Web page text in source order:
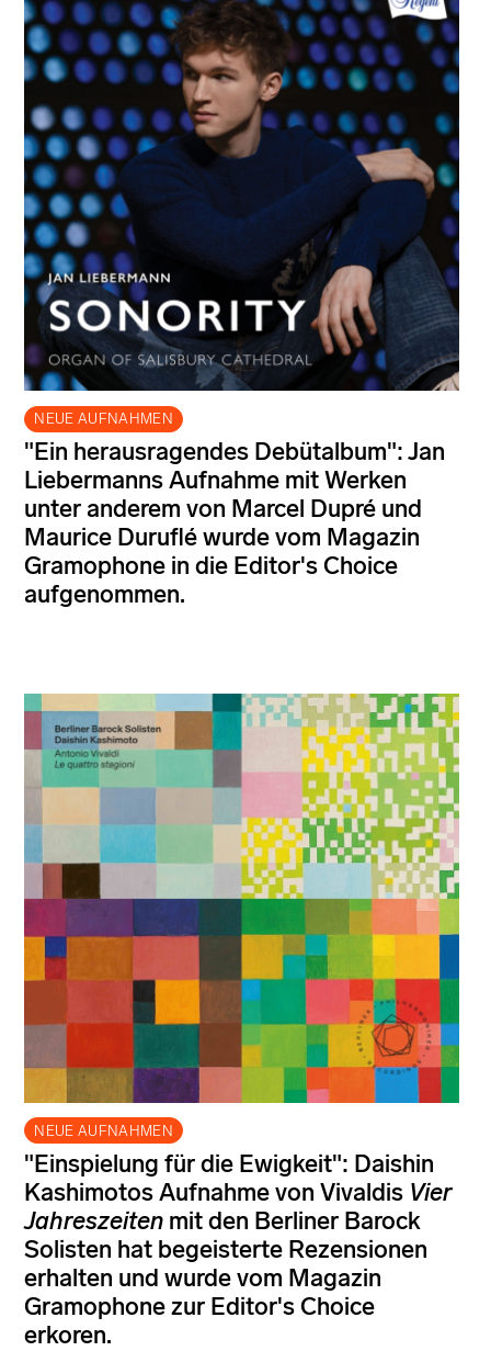
NEUE AUFNAHMEN
"Ein herausragendes Debütalbum": Jan
Liebermanns Aufnahme mit Werken
unter anderem von Marcel Dupré und
Maurice Duruflé wurde vom Magazin
Gramophone in die Editor's Choice
aufgenommen.
NEUE AUFNAHMEN
"Einspielung für die Ewigkeit": Daishin
Kashimotos Aufnahme von Vivaldis Vier
Jahreszeiten mit den Berliner Barock
Solisten hat begeisterte Rezensionen
erhalten und wurde vom Magazin
Gramophone zur Editor's Choice
erkoren.